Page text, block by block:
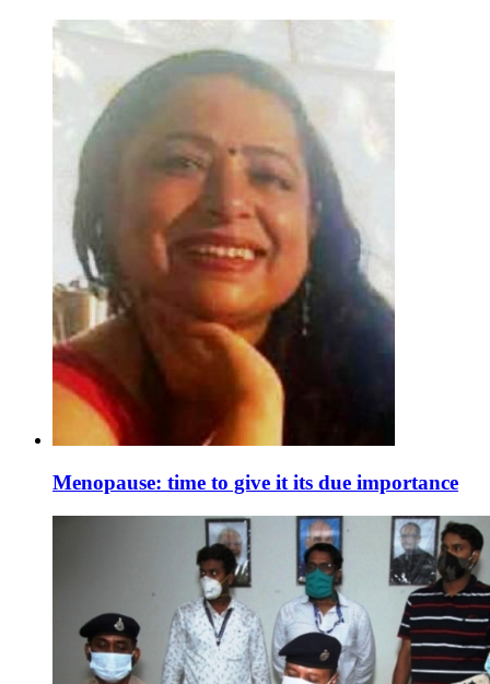
Menopause: time to give it its due importance